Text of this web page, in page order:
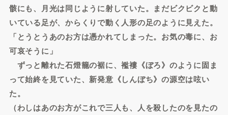
骸にも、月光は同じように射していた。まだビクビクと動
いている足が、からくりで動く人形の足のように見えた。
「とうとうあのお方は憑かれてしまった。お気の毒に、お
可哀そうに」
ずっと離れた石燈籠の裾に、襤褸《ぼろ》のように固ま
って始終を見ていた、新発意《しんぼち》の源空は呟い
た。
（わしはあのお方がこれで三人も、人を殺したのを見たの